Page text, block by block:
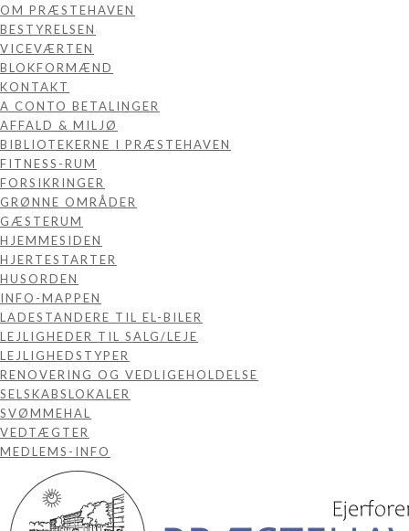
OM PRÆSTEHAVEN
BESTYRELSEN
VICEVÆRTEN
BLOKFORMÆND
KONTAKT
A CONTO BETALINGER
AFFALD & MILJØ
BIBLIOTEKERNE I PRÆSTEHAVEN
FITNESS-RUM
FORSIKRINGER
GRØNNE OMRÅDER
GÆSTERUM
HJEMMESIDEN
HJERTESTARTER
HUSORDEN
INFO-MAPPEN
LADESTANDERE TIL EL-BILER
LEJLIGHEDER TIL SALG/LEJE
LEJLIGHEDSTYPER
RENOVERING OG VEDLIGEHOLDELSE
SELSKABSLOKALER
SVØMMEHAL
VEDTÆGTER
MEDLEMS-INFO